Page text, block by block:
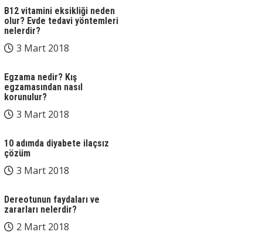
B12 vitamini eksikliği neden
olur? Evde tedavi yöntemleri
nelerdir?
3 Mart 2018
Egzama nedir? Kış
egzamasından nasıl
korunulur?
3 Mart 2018
10 adımda diyabete ilaçsız
çözüm
3 Mart 2018
Dereotunun faydaları ve
zararları nelerdir?
2 Mart 2018